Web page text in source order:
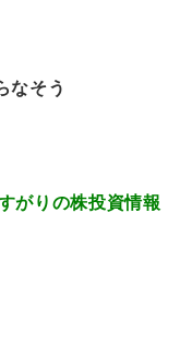
なそう
がりの株投資情報